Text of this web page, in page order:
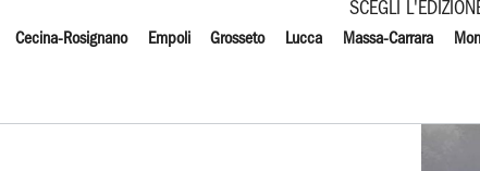
SCEGLI
Cecina-Rosignano Empoli Grosseto Lucca Massa-Carrara